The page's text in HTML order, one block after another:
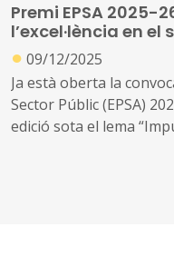
Premi EPSA 2025-
l’excel·lència en
● 09/12/2025
Ja està oberta la
Sector Públic (EPSA)
edició sota el lema